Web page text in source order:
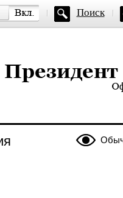
Поиск
России —